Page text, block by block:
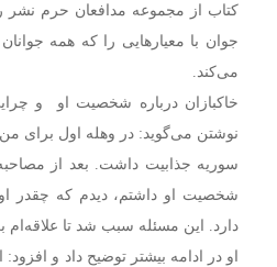
کتاب از مجموعه مدافعان حرم
جوان با معیارهایی را که همه
می‌کند.
خاکبازان درباره شخصیت او و
نوشتن می‌گوید: در وهله اول برای
سوریه جذابیت داشت. بعد از
شخصیت او داشتم، دیدم که چقدر
دارد. این مسئله سبب شد تا علاقه‌ام
او در ادامه بیشتر توضیح داد و